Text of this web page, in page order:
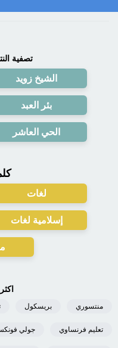
تصفية
الشيخ زويد
بئر العبد
الحي العاشر
لغات
إسلامية لغات
منتسوري بريسكول
تعليم فرنساوي جولي